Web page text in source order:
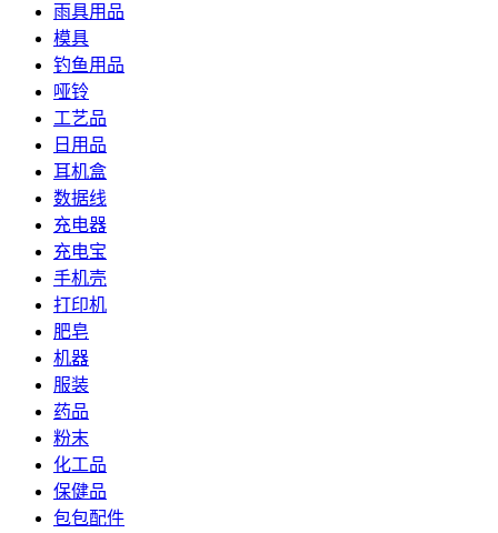
雨具用品
模具
钓鱼用品
哑铃
工艺品
日用品
耳机盒
数据线
充电器
充电宝
手机壳
打印机
肥皂
机器
服装
药品
粉末
化工品
保健品
包包配件